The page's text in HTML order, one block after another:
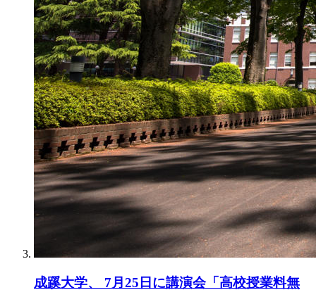
成蹊大学、 7月25日に講演会「高校授業料無